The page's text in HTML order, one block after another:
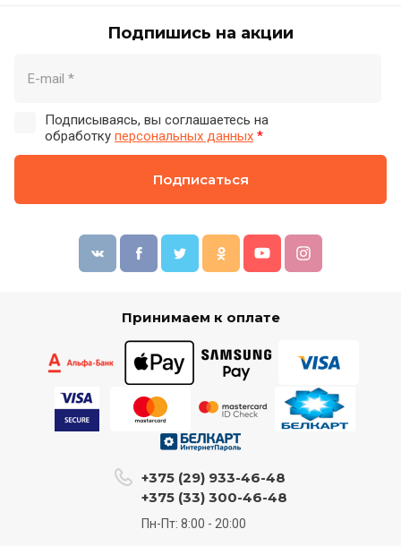
Подпишись на акции
Подписываясь, вы соглашаетесь на
обработку персональных данных *
Подписаться
Принимаем к оплате
+375 (29) 933-46-48
+375 (33) 300-46-48
Пн-Пт: 8:00 - 20:00